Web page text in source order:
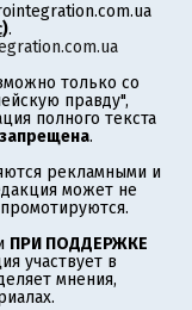
).
только со
правду",
полного текста
запрещена.
рекламными и
может не
ПРИ ПОДДЕРЖКЕ
участвует в
мнения,